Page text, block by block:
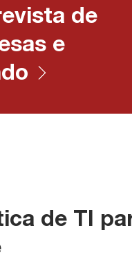
de
e
de TI